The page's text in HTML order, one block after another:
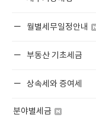
월별세무일정안내
부동산 기초세금
상속세와 증여세
분야별세금